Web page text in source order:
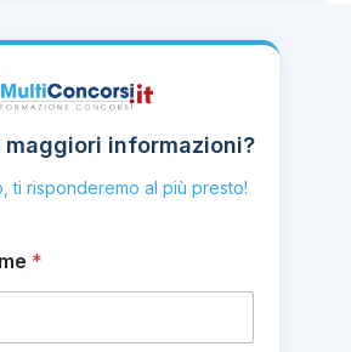
informazioni?
ti risponderemo al più presto!
*